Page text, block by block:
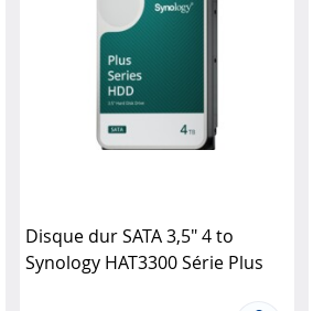
Disque dur SATA 3,5" 4 to
Synology HAT3300 Série Plus